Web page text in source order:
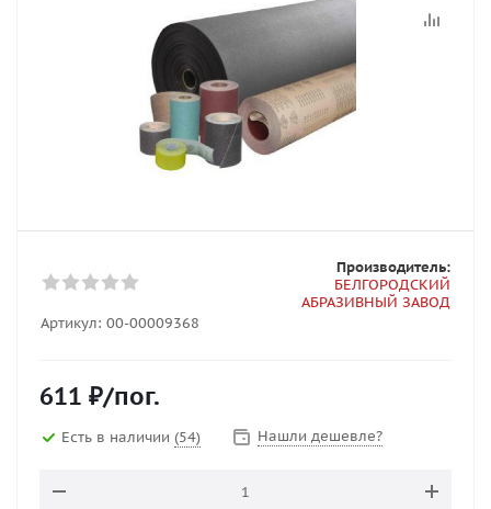
Артикул: 00-00009368
Производитель:
БЕЛГОРОДСКИЙ
АБРАЗИВНЫЙ ЗАВОД
611 ₽/пог.
Есть в наличии (54) Нашли дешевле?